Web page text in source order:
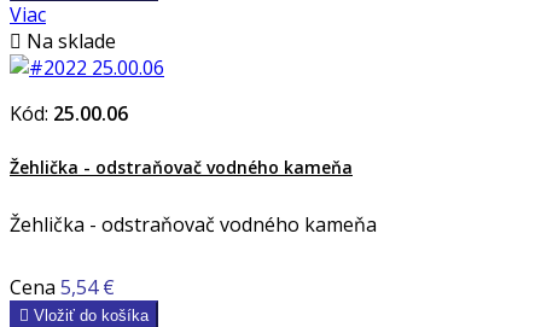
Viac
 Na sklade
Kód: 25.00.06
Žehlička - odstraňovač vodného kameňa
Žehlička - odstraňovač vodného kameňa
Cena 5,54 €
 Vložiť do košíka